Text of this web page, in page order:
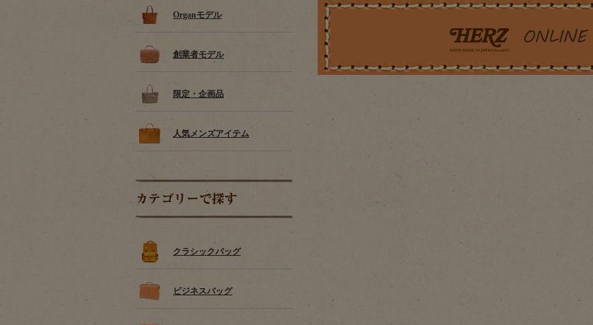
Organモデル
創業者モデル
限定・企画品
人気メンズアイテム
カテゴリーで探す
クラシックバッグ
ビジネスバッグ